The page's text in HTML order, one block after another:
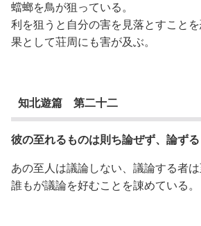
蟷螂を鳥が狙っている。
利を狙うと自分の害を見落とすこと
果として荘周にも害が及ぶ。
知北遊篇 第二十二
彼の至れるものは則ち論ぜず、論ずる
あの至人は議論しない、議論する者は
誰もが議論を好むことを諌めている。